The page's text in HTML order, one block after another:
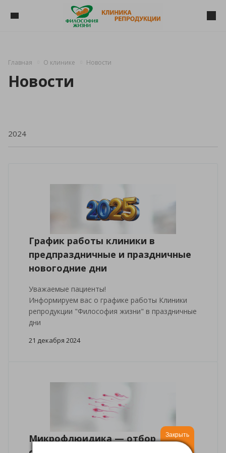
Закрыть
Главная О клинике Новости
Новости
График работы клиники в
предпраздничные и праздничные
новогодние дни
Уважаемые пациенты!
Информируем вас о графике работы Клиники
репродукции "Философия жизни" в праздничные
дни
21 декабря 2024
Микрофлюидика — отбор